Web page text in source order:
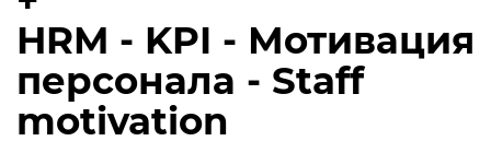
HRM - KPI - Мотивация
персонала - Staff
motivation